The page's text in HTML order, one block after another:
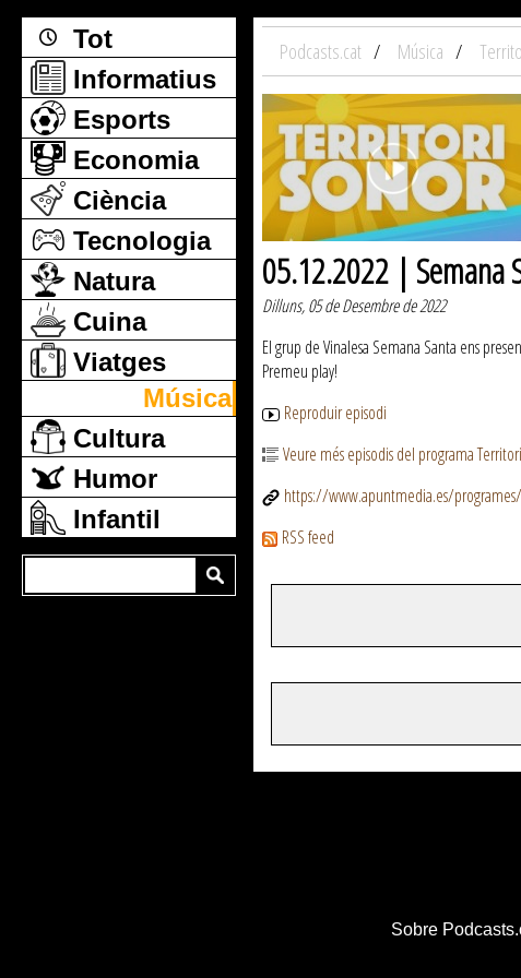
Tot
Informatius
Esports
Economia
Ciència
Tecnologia
Natura
Cuina
Viatges
Música
Cultura
Humor
Infantil
Podcasts.cat Música
05.12.2022 | Semana
Dilluns, 05 de Desembre de 2022
El grup de Vinalesa Semana Santa ens
Premeu play!
Reproduir episodi
Veure més episodis del programa
https://www.apuntmedia.es/
RSS feed
Sobre